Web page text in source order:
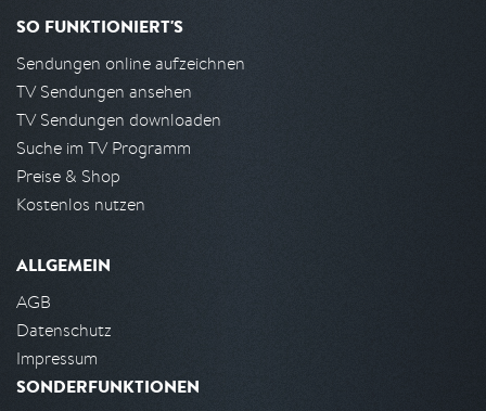
SO FUNKTIONIERT'S
Sendungen online aufzeichnen
TV Sendungen ansehen
TV Sendungen downloaden
Suche im TV Programm
Preise & Shop
Kostenlos nutzen
ALLGEMEIN
AGB
Datenschutz
Impressum
SONDERFUNKTIONEN